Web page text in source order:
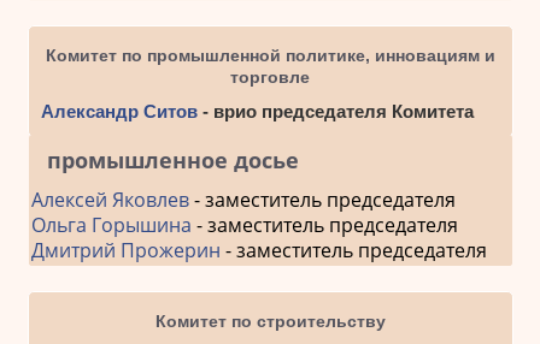
Комитет по промышленной политике, инновациям и
торговле
Александр Ситов- врио председателя Комитета
промышленное досье
Алексей Яковлев- заместитель председателя
Ольга Горышина - заместитель председателя
Дмитрий Прожерин - заместитель председателя
Комитет по строительству